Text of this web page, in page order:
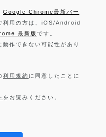
Google Chrome最新バー
利用の方は、iOS/Android
最新版 です。
動作できない可能性があり
利用規約 に同意したことに
をお読みください。